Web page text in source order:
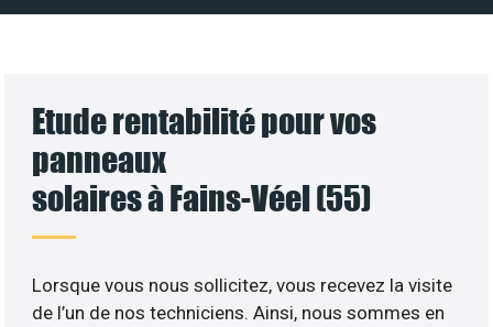
Etude rentabilité pour vos
panneaux
solaires à Fains-Véel (55)
Lorsque vous nous sollicitez, vous recevez la visite
de l’un de nos techniciens. Ainsi, nous sommes en